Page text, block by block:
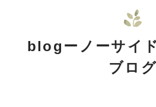
blogーノーサイ
ブログ